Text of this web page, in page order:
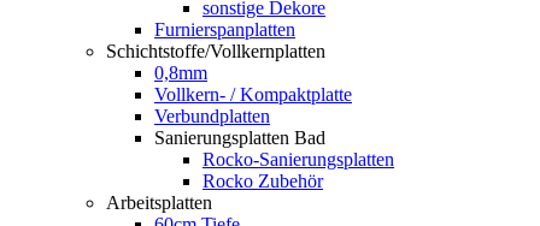
sonstige Dekore
Furnierspanplatten
Schichtstoffe/Vollkernplatten
0,8mm
Vollkern- / Kompaktplatte
Verbundplatten
Sanierungsplatten Bad
Rocko-Sanierungsplatten
Rocko Zubehör
Arbeitsplatten